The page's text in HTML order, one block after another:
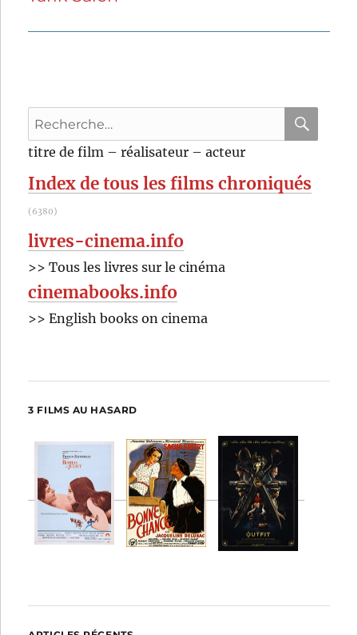
Recherche
pour
:
titre de film – réalisateur – acteur
Index de tous les films chroniqués
(6380)
livres-cinema.info
>> Tous les livres sur le cinéma
cinemabooks.info
>> English books on cinema
3 FILMS AU HASARD